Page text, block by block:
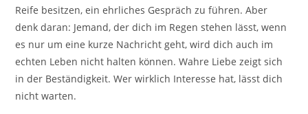
Reife besitzen, ein ehrliches Gespräch zu führen. Aber
denk daran: Jemand, der dich im Regen stehen lässt, wenn
es nur um eine kurze Nachricht geht, wird dich auch im
echten Leben nicht halten können. Wahre Liebe zeigt sich
in der Beständigkeit. Wer wirklich Interesse hat, lässt dich
nicht warten.